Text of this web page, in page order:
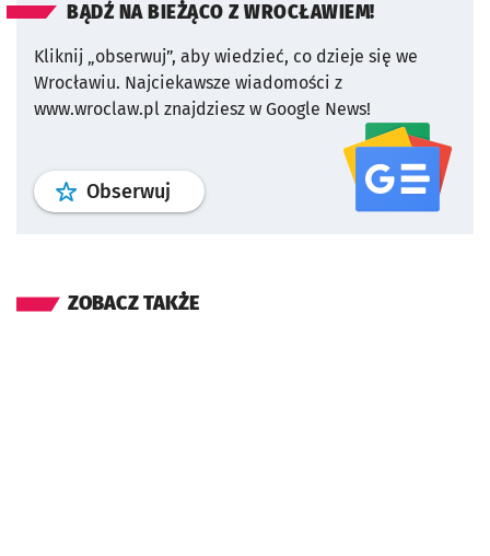
BĄDŹ NA BIEŻĄCO Z WROCŁAWIEM!
Kliknij „obserwuj”, aby wiedzieć, co dzieje się we
Wrocławiu. Najciekawsze wiadomości z
www.wroclaw.pl znajdziesz w Google News!
Obserwuj profil serwisu
ZOBACZ TAKŻE